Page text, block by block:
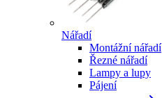
Nářadí
Montážní nářadí
Řezné nářadí
Lampy a lupy
Pájení